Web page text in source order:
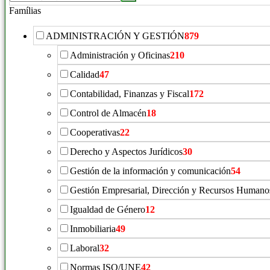
productos:
Famílias
ADMINISTRACIÓN Y GESTIÓN879
Administración y Oficinas210
Calidad47
Contabilidad, Finanzas y Fiscal172
Control de Almacén18
Cooperativas22
Derecho y Aspectos Jurídicos30
Gestión de la información y comunicación54
Gestión Empresarial, Dirección y Recursos
Igualdad de Género12
Inmobiliaria49
Laboral32
Normas ISO/UNE42